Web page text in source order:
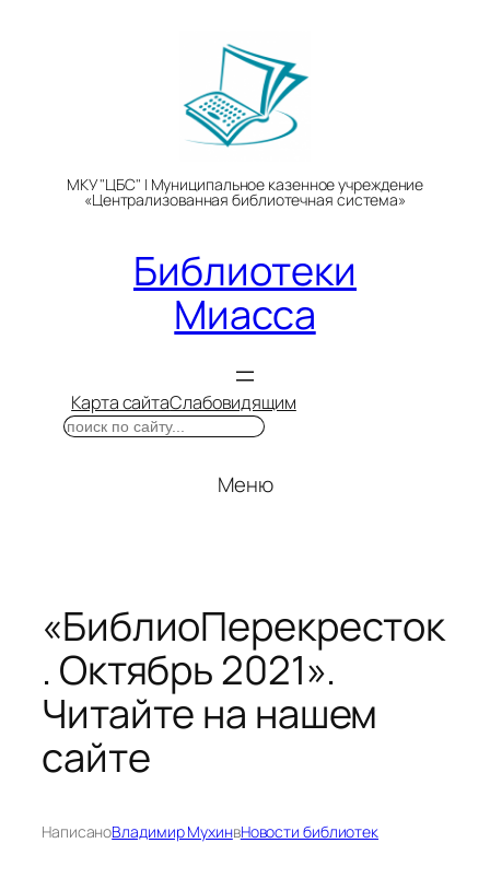
МКУ "ЦБС" | Муниципальное казенное учреждение
«Централизованная библиотечная система»
Библиотеки
Миасса
Карта сайтаСлабовидящим
Поиск
Меню
«БиблиоПерекресток
. Октябрь 2021».
Читайте на нашем
сайте
НаписаноВладимир МухинвНовости библиотек